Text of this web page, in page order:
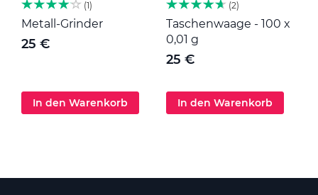
1
Metall-Grinder
25 €
In den Warenkorb
2
Taschenwaage - 100 x
0,01 g
25 €
In den Warenkorb